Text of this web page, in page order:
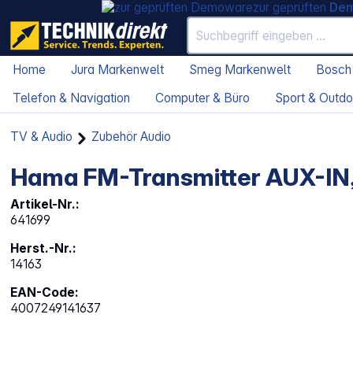
zur geprüften
Home Jura Markenwelt Smeg Markenwelt
Telefon & Navigation
Computer & Büro Sport &
TV & Audio Zubehör Audio
Hama FM-Transmitter AUX-
Artikel-Nr.:
641699
Herst.-Nr.:
14163
EAN-Code:
4007249141637